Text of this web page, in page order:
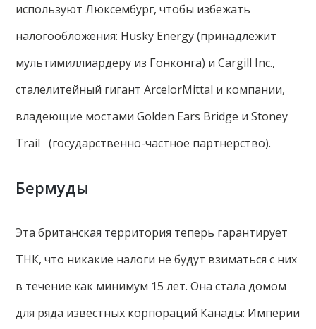
используют Люксембург, чтобы избежать
налогообложения: Husky Energy (принадлежит
мультимиллиардеру из Гонконга) и Cargill Inc.,
сталелитейный гигант ArcelorMittal и компании,
владеющие мостами Golden Ears Bridge и Stoney
Trail (государственно-частное партнерство).
Бермуды
Эта британская территория теперь гарантирует
ТНК, что никакие налоги не будут взиматься с них
в течение как минимум 15 лет. Она стала домом
для ряда известных корпораций Канады: Империи